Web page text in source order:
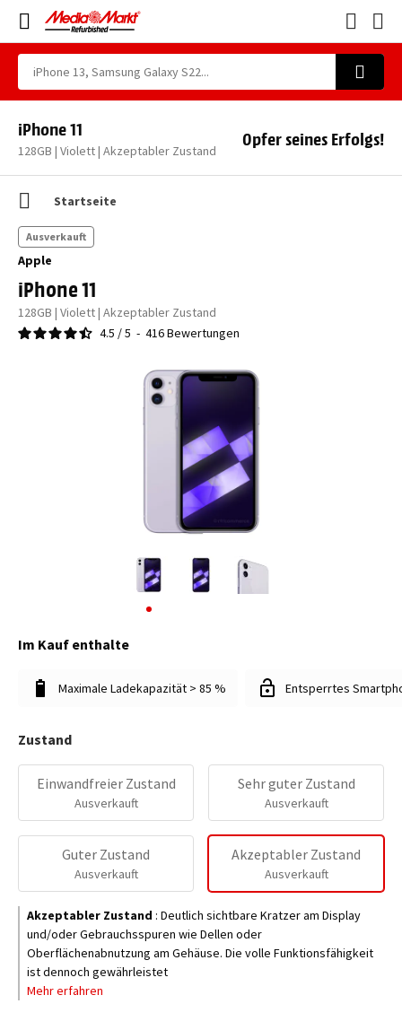
iPhone 11
128GB | Violett | Akzeptabler Zustand
Opfer seines Erfolgs!
Startseite
Apple
iPhone 11
128GB | Violett | Akzeptabler Zustand
4.5 /5 - 416Bewertungen
Ausverkauft
Im Kauf enthalte
Maximale Ladekapazität > 85 % Entsperrtes
Zustand
Einwandfreier Zustand
Ausverkauft
Sehr guter Zustand
Ausverkauft
Guter Zustand
Ausverkauft
Akzeptabler Zustand
Ausverkauft
Akzeptabler Zustand : Deutlich sichtbare Kratzer am Display
und/oder Gebrauchsspuren wie Dellen oder
Oberflächenabnutzung am Gehäuse. Die volle Funktionsfähigkeit
ist dennoch gewährleistet
Mehr erfahren